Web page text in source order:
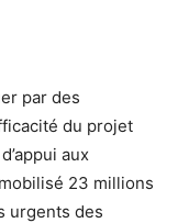
par des
du projet
aux
23 millions
urgents des